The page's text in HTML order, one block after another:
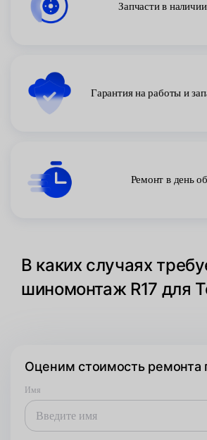
Запчасти в
Гарантия на работы и
Ремонт в день
В каких случаях
шиномонтаж R17 для
Оценим стоимость ремонта
Имя